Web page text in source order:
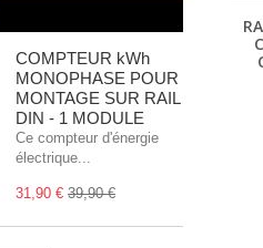
COMPTEUR kWh
MONOPHASE POUR
MONTAGE SUR RAIL
DIN - 1 MODULE
Ce compteur d'énergie
électrique...
31,90 € 39,90 €